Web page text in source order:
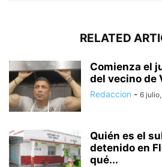
RELATED
Comienza el
del vecino de
Redaccion - 6
Quién es el
detenido en
qué...